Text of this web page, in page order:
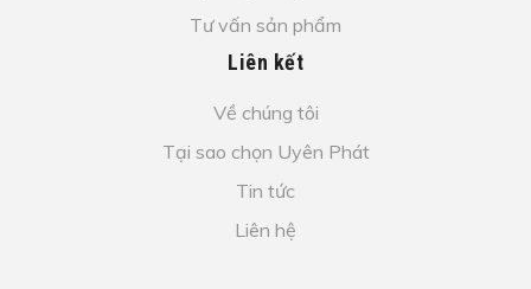
Tư vấn sản phẩm
Liên kết
Về chúng tôi
Tại sao chọn Uyên Phát
Tin tức
Liên hệ